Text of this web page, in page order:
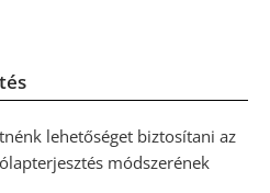
lehetőséget biztosítani az
módszerének